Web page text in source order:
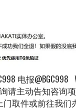
电报@BGC998
请主动告知咨询
取件或前往我们